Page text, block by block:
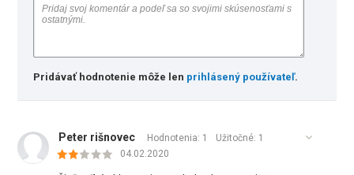
Pridávať hodnotenie môže len prihlásený používateľ.
Peter rišnovec Hodnotenia: 1 Užitočné: 1
04.02.2020